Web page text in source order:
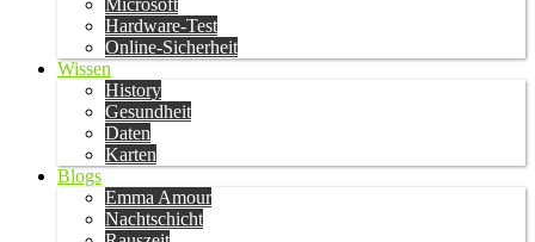
Microsoft
Hardware-Test
Online-Sicherheit
Wissen
History
Gesundheit
Daten
Karten
Blogs
Emma Amour
Nachtschicht